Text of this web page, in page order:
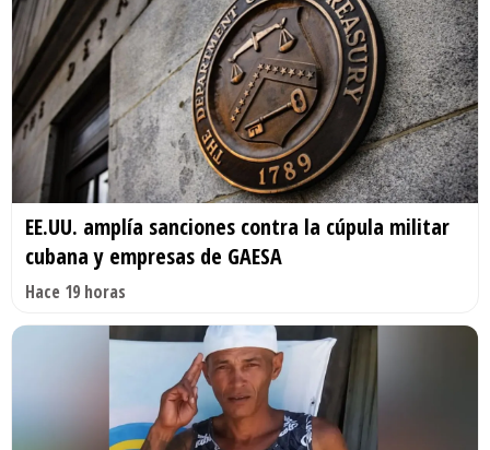
EE.UU. amplía sanciones contra la cúpula militar
cubana y empresas de GAESA
Hace 19 horas